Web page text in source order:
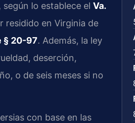
lo establece el Va.
residido en Virginia de
§ 20-97. Además, la ley
deserción,
o de seis meses si no
con base en las